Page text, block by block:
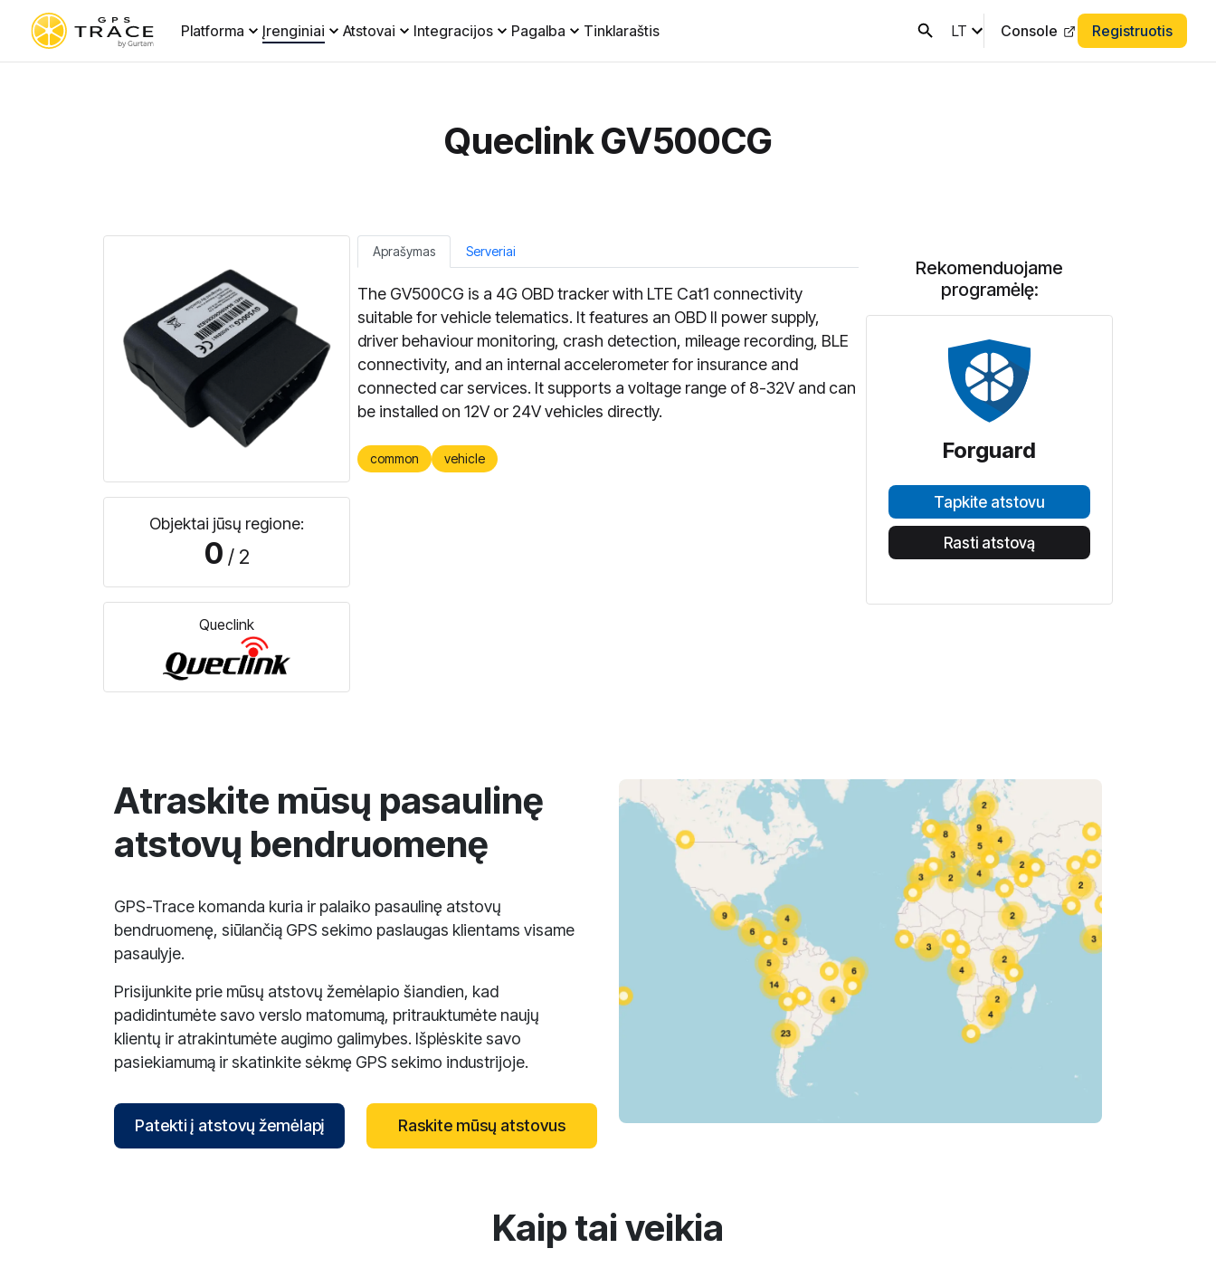
Platforma Įrenginiai Atstovai Integracijos Pagalba Tinklaraštis LT Console Registruotis
Queclink GV500CG
Objektai jūsų regione:
0 / 2
Queclink
Aprašymas Serveriai
The GV500CG is a 4G OBD tracker with LTE Cat1 connectivity
suitable for vehicle telematics. It features an OBD II power supply,
driver behaviour monitoring, crash detection, mileage recording, BLE
connectivity, and an internal accelerometer for insurance and
connected car services. It supports a voltage range of 8-32V and can
be installed on 12V or 24V vehicles directly.
common vehicle
Rekomenduojame
programėlę:
Forguard
Tapkite atstovu
Rasti atstovą
Atraskite mūsų pasaulinę
atstovų bendruomenę
GPS-Trace komanda kuria ir palaiko pasaulinę atstovų
bendruomenę, siūlančią GPS sekimo paslaugas klientams visame
pasaulyje.
Prisijunkite prie mūsų atstovų žemėlapio šiandien, kad
padidintumėte savo verslo matomumą, pritrauktumėte naujų
klientų ir atrakintumėte augimo galimybes. Išplėskite savo
pasiekiamumą ir skatinkite sėkmę GPS sekimo industrijoje.
Patekti į atstovų žemėlapį Raskite mūsų atstovus
Kaip tai veikia